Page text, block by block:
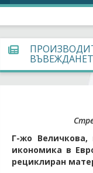
Г-жо Величкова,
икономика в
рециклиран